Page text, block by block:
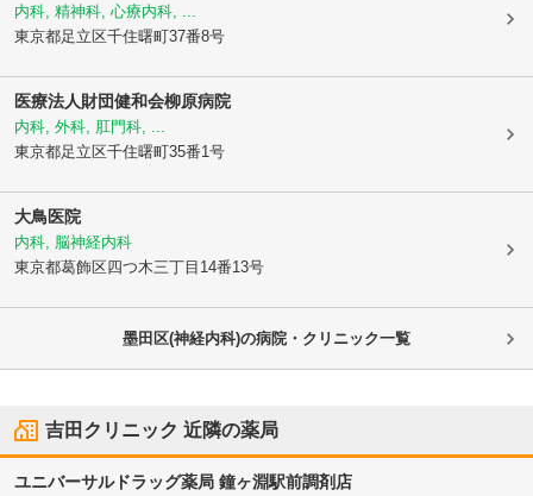
内科, 精神科, 心療内科, ...
東京都足立区千住曙町37番8号
医療法人財団健和会柳原病院
内科, 外科, 肛門科, ...
東京都足立区千住曙町35番1号
大鳥医院
内科, 脳神経内科
東京都葛飾区 四つ木三丁目14番13号
墨田区(神経内科)の病院・クリニック一覧
吉田クリニック 近隣の薬局
ユニバーサルドラッグ薬局 鐘ヶ淵駅前調剤店